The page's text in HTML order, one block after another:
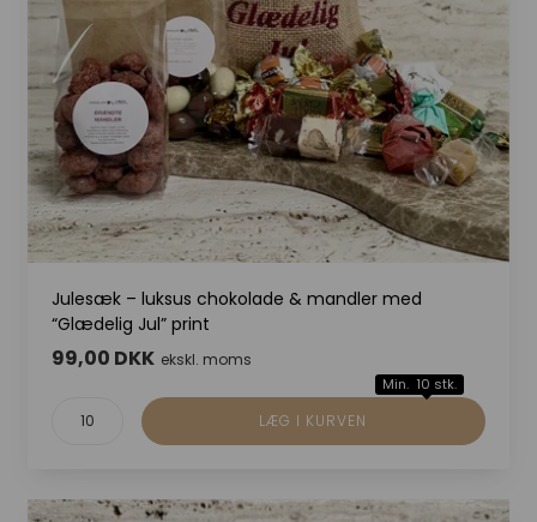
Julesæk – luksus chokolade & mandler med
“Glædelig Jul” print
99,00 DKK ekskl. moms
Min. 10 stk.